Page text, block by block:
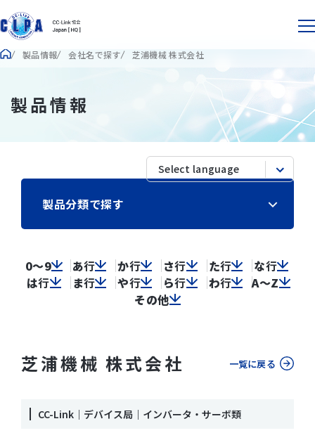
製品情報 会社名で探す 芝浦機械 株式会社
製品情報
製品分類で探す
0～9 あ行 か行 さ行 た行 な行
は行 ま行 や行 ら行 わ行
A～Z
その他
芝浦機械 株式会社 一覧に戻る
CC-Link｜デバイス局｜インバータ・サーボ類